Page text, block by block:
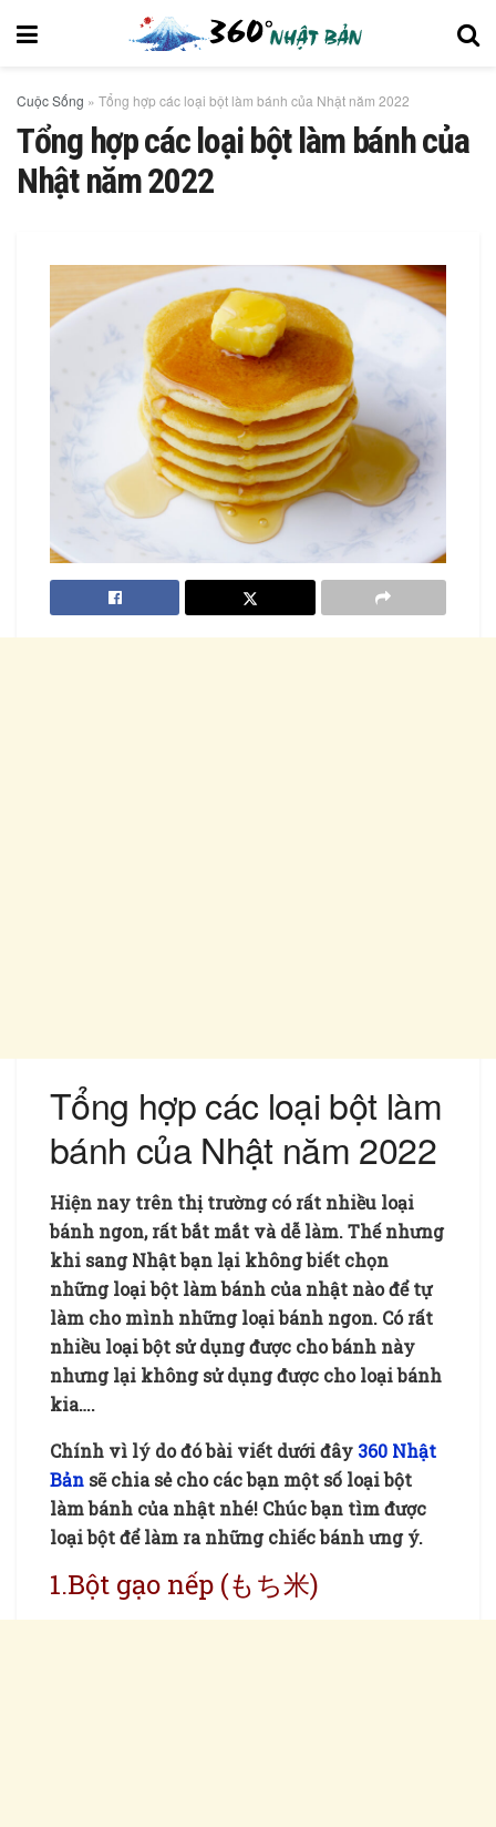
Cuộc Sống » Tổng hợp các loại bột làm bánh của Nhật năm 2022
Tổng hợp các loại bột làm bánh của
Nhật năm 2022
Tổng hợp các loại bột làm
bánh của Nhật năm 2022
Hiện nay trên thị trường có rất nhiều loại
bánh ngon, rất bắt mắt và dễ làm. Thế nhưng
khi sang Nhật bạn lại không biết chọn
những loại bột làm bánh của nhật nào để tự
làm cho mình những loại bánh ngon. Có rất
nhiều loại bột sử dụng được cho bánh này
nhưng lại không sử dụng được cho loại bánh
kia….
Chính vì lý do đó bài viết dưới đây 360 Nhật
Bản sẽ chia sẻ cho các bạn một số loại bột
làm bánh của nhật nhé! Chúc bạn tìm được
loại bột để làm ra những chiếc bánh ưng ý.
1.Bột gạo nếp (もち米)